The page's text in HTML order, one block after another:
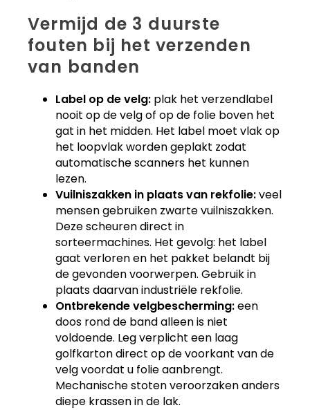
Vermijd de 3 duurste
fouten bij het verzenden
van banden
Label op de velg: plak het verzendlabel
nooit op de velg of op de folie boven het
gat in het midden. Het label moet vlak op
het loopvlak worden geplakt zodat
automatische scanners het kunnen
lezen.
Vuilniszakken in plaats van rekfolie:veel
mensen gebruiken zwarte vuilniszakken.
Deze scheuren direct in
sorteermachines. Het gevolg: het label
gaat verloren en het pakket belandt bij
de gevonden voorwerpen. Gebruik in
plaats daarvan industriële rekfolie.
Ontbrekende velgbescherming:een
doos rond de band alleen is niet
voldoende. Leg verplicht een laag
golfkarton direct op de voorkant van de
velg voordat u folie aanbrengt.
Mechanische stoten veroorzaken anders
diepe krassen in de lak.